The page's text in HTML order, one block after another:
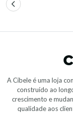
A Cibele é uma loja
construído ao
crescimento e
qualidade aos